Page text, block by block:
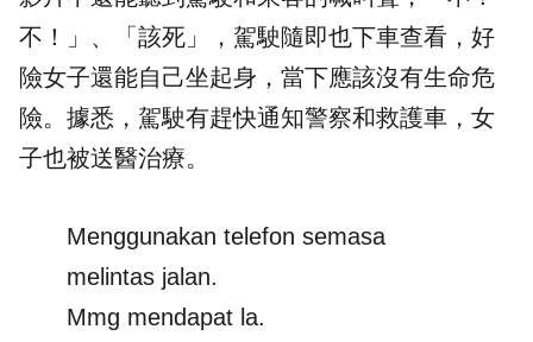
不！」、「該死」，駕駛隨即也下車查看，好
險女子還能自己坐起身，當下應該沒有生命危
險。據悉，駕駛有趕快通知警察和救護車，女
子也被送醫治療。
Menggunakan telefon semasa
melintas jalan.
Mmg mendapat la.